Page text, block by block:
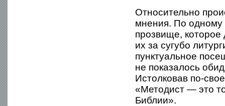
Относительно
мнения. По одному
прозвище, которое
их за сугубо
пунктуальное
не показалось
Истолковав по-
«Методист — это
Библии».